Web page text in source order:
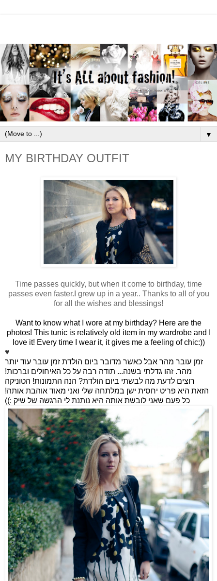
▼
MY BIRTHDAY OUTFIT
Time passes quickly, but when it come to birthday, time
passes even faster.I grew up in a year.. Thanks to all of you
for all the wishes and blessings!
Want to know what I wore at my birthday? Here are the
photos! This tunic is relatively old item in my wardrobe and I
love it! Every time I wear it, it gives me a feeling of chic:))
♥
זמן עובר מהר אבל כאשר מדובר ביום הולדת זמן עובר עוד יותר
מהר. זהו גדלתי בשנה... תודה רבה על כל האיחולים וברכות!
רוצים לדעת מה לבשתי ביום הולדת? הנה התמונות! הטוניקה
הזאת היא פריט יחסית ישן במלתחה שלי ואני מאוד אוהבת אותה!
כל פעם שאני לובשת אותה היא נותנת לי הרגשה של שיק :))